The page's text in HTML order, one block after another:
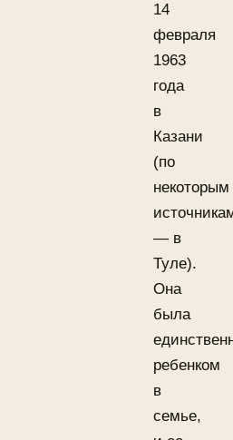
14
февраля
1963
года
в
Казани
(по
некоторым
— в
Туле).
Она
была
ребенком
в
семье,